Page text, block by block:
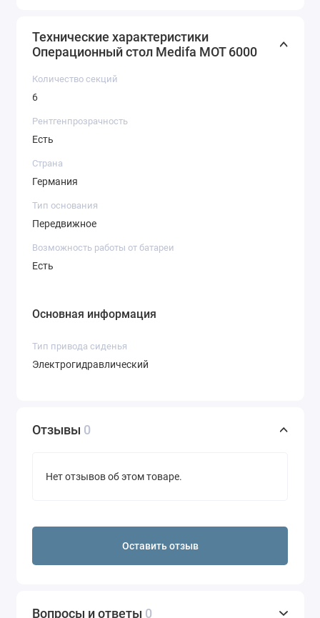
Технические характеристики
Операционный стол Medifa MOT 6000
Количество секций
6
Рентгенпрозрачность
Есть
Страна
Германия
Тип основания
Передвижное
Возможность работы от батареи
Есть
Основная информация
Тип привода сиденья
Электрогидравлический
Отзывы 0
Нет отзывов об этом товаре.
Оставить отзыв
Вопросы и ответы 0